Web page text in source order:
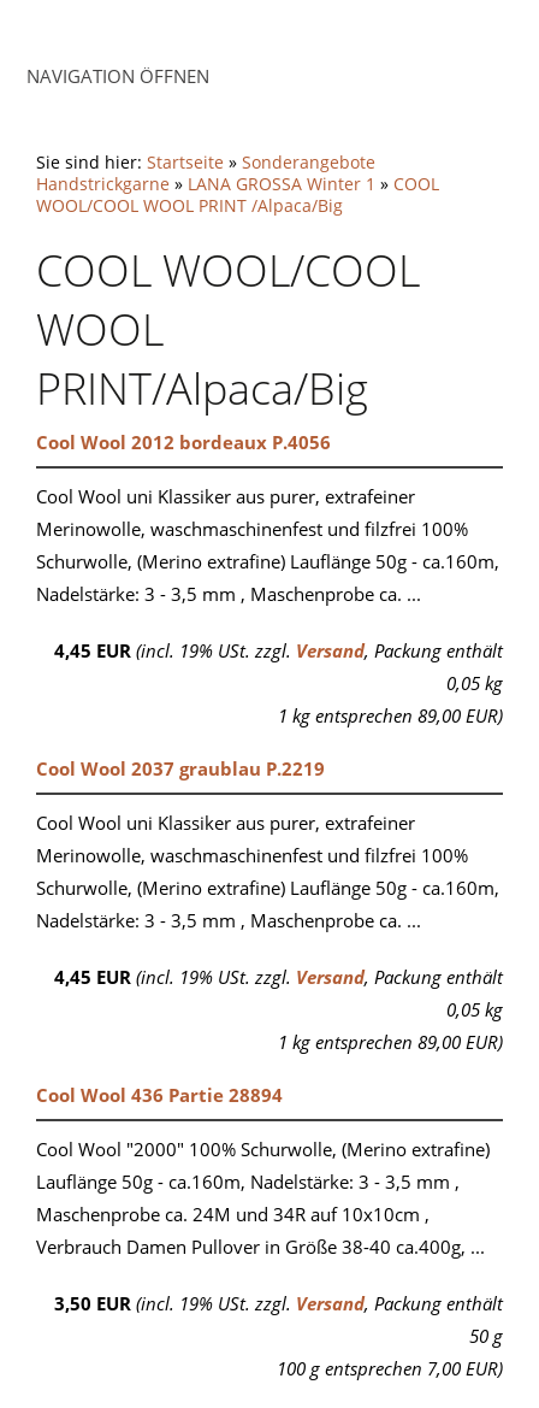
NAVIGATION ÖFFNEN
Sie sind hier: Startseite » Sonderangebote
Handstrickgarne » LANA GROSSA Winter 1 » COOL
WOOL/COOL WOOL PRINT /Alpaca/Big
COOL WOOL/COOL
WOOL
PRINT/Alpaca/Big
Cool Wool 2012 bordeaux P.4056
Cool Wool uni Klassiker aus purer, extrafeiner
Merinowolle, waschmaschinenfest und filzfrei 100%
Schurwolle, (Merino extrafine) Lauflänge 50g - ca.160m,
Nadelstärke: 3 - 3,5 mm , Maschenprobe ca. ...
4,45 EUR (incl. 19% USt. zzgl. Versand, Packung enthält
0,05 kg
1 kg entsprechen 89,00 EUR)
Cool Wool 2037 graublau P.2219
Cool Wool uni Klassiker aus purer, extrafeiner
Merinowolle, waschmaschinenfest und filzfrei 100%
Schurwolle, (Merino extrafine) Lauflänge 50g - ca.160m,
Nadelstärke: 3 - 3,5 mm , Maschenprobe ca. ...
4,45 EUR (incl. 19% USt. zzgl. Versand, Packung enthält
0,05 kg
1 kg entsprechen 89,00 EUR)
Cool Wool 436 Partie 28894
Cool Wool "2000" 100% Schurwolle, (Merino extrafine)
Lauflänge 50g - ca.160m, Nadelstärke: 3 - 3,5 mm ,
Maschenprobe ca. 24M und 34R auf 10x10cm ,
Verbrauch Damen Pullover in Größe 38-40 ca.400g, ...
3,50 EUR (incl. 19% USt. zzgl. Versand, Packung enthält
50 g
100 g entsprechen 7,00 EUR)